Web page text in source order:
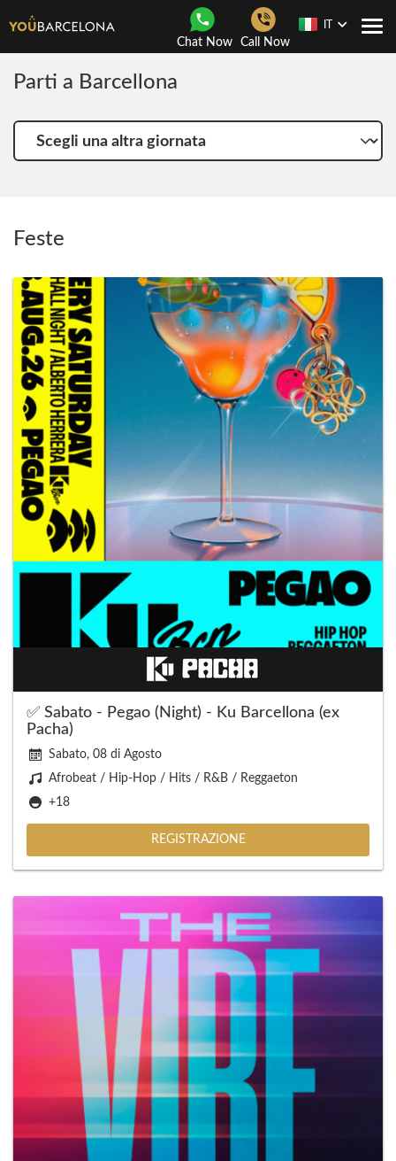
Chat Now Call Now
Parti a Barcellona
Scegli
Feste
✅ Sabato - Pegao (Night) - Ku Barcellona (ex
Pacha)
Sabato, 08 di Agosto
Afrobeat / Hip-Hop / Hits / R&B / Reggaeton
+18
REGISTRAZIONE